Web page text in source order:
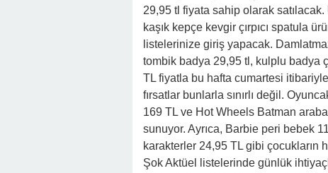
29,95 tl fiyata sahip olarak
kaşık kepçe kevgir çırpıcı spatula
listelerinize giriş yapacak.
tombik badya 29,95 tl, kulplu badya
TL fiyatla bu hafta cumartesi
fırsatlar bunlarla sınırlı değil.
169 TL ve Hot Wheels Batman
sunuyor. Ayrıca, Barbie peri bebek
karakterler 24,95 TL gibi çocukların
Şok Aktüel listelerinde günlük